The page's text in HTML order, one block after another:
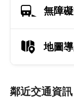
無障
地圖
鄰近交通資訊